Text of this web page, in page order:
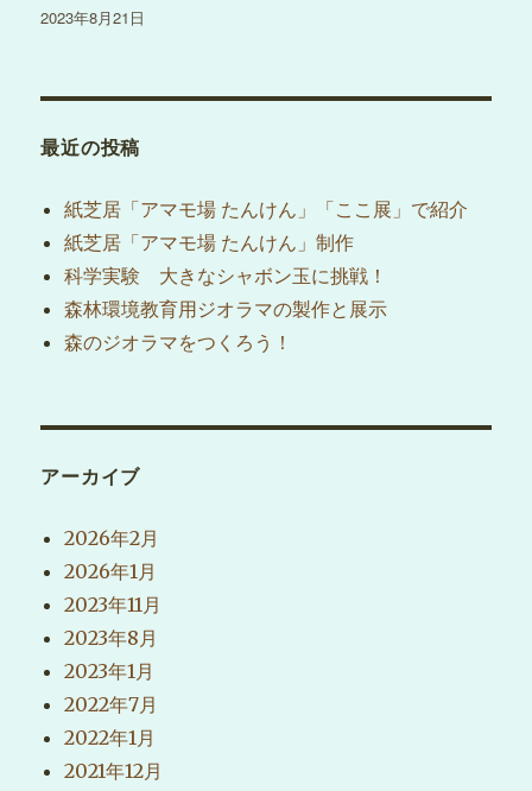
投
2023年8月21日
最近の投稿
紙芝居「アマモ場 たんけん」「ここ展」で紹介
紙芝居「アマモ場 たんけん」制作
科学実験 大きなシャボン玉に挑戦！
森林環境教育用ジオラマの製作と展示
森のジオラマをつくろう！
アーカイブ
2026年2月
2026年1月
2023年11月
2023年8月
2023年1月
2022年7月
2022年1月
2021年12月